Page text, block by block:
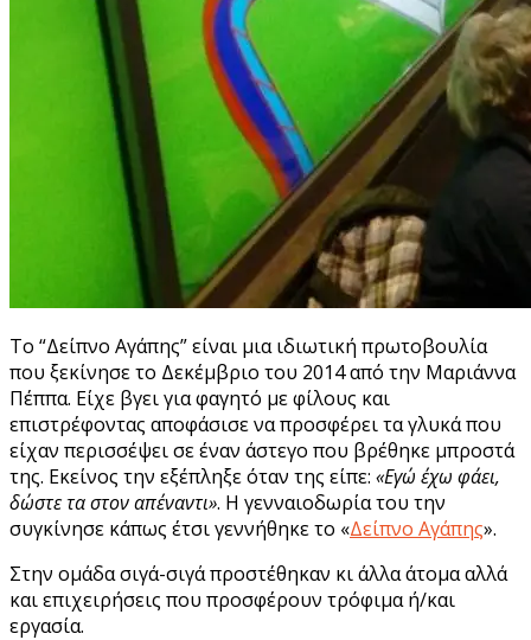
Το “Δείπνο Αγάπης” είναι μια ιδιωτική πρωτοβουλία
που ξεκίνησε το Δεκέμβριο του 2014 από την Μαριάννα
Πέππα. Είχε βγει για φαγητό με φίλους και
επιστρέφοντας αποφάσισε να προσφέρει τα γλυκά που
είχαν περισσέψει σε έναν άστεγο που βρέθηκε μπροστά
της. Εκείνος την εξέπληξε όταν της είπε: «Εγώ έχω φάει,
δώστε τα στον απέναντι». Η γενναιοδωρία του την
συγκίνησε κάπως έτσι γεννήθηκε το «Δείπνο Αγάπης».
Στην ομάδα σιγά-σιγά προστέθηκαν κι άλλα άτομα αλλά
και επιχειρήσεις που προσφέρουν τρόφιμα ή/και
εργασία.